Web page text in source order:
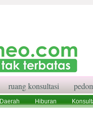
ruang konsultasi
Daerah Hiburan